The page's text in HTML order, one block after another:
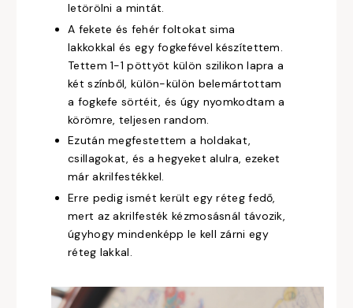
letörölni a mintát.
A fekete és fehér foltokat sima
lakkokkal és egy fogkefével készítettem.
Tettem 1-1 pöttyöt külön szilikon lapra a
két színből, külön-külön belemártottam
a fogkefe sörtéit, és úgy nyomkodtam a
körömre, teljesen random.
Ezután megfestettem a holdakat,
csillagokat, és a hegyeket alulra, ezeket
már akrilfestékkel.
Erre pedig ismét került egy réteg fedő,
mert az akrilfesték kézmosásnál távozik,
úgyhogy mindenképp le kell zárni egy
réteg lakkal.